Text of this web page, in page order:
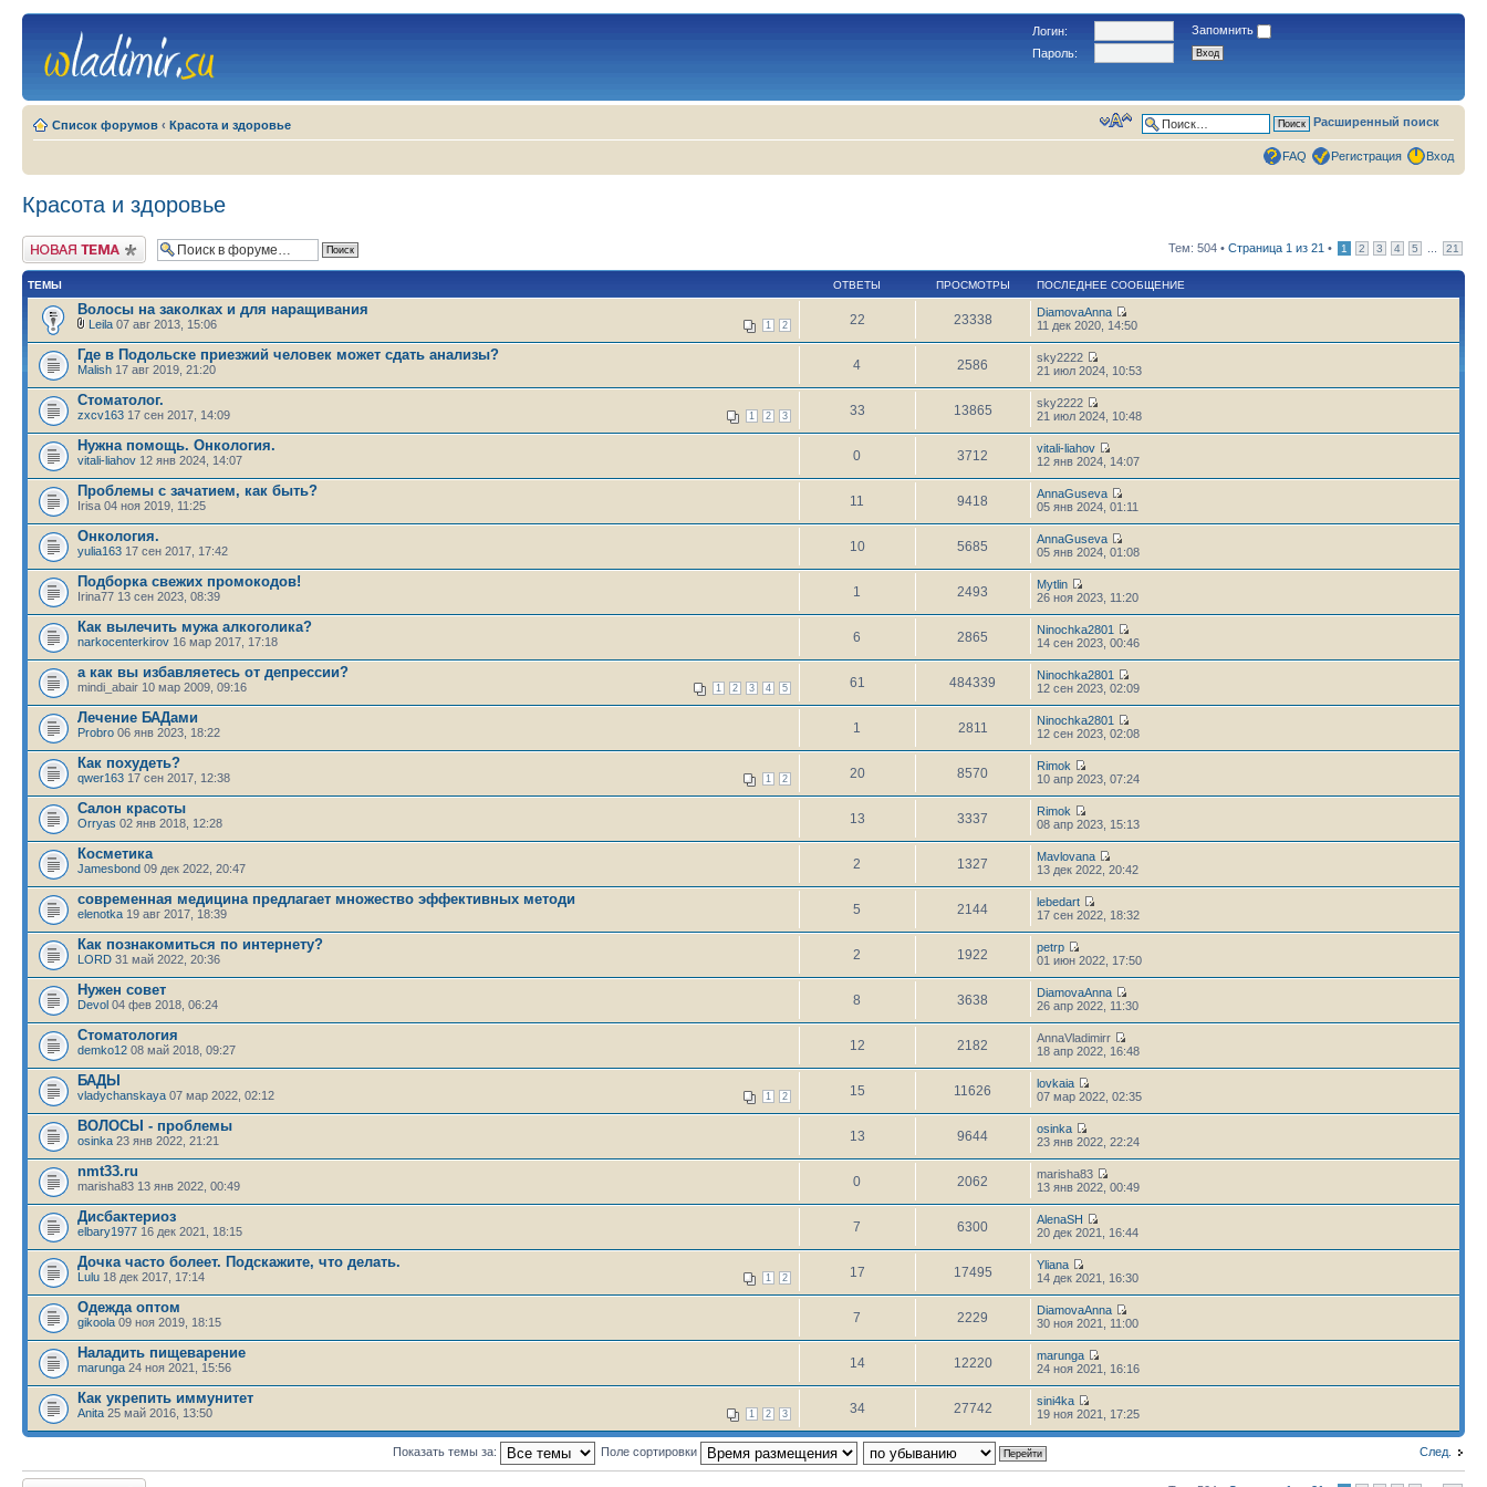
Логин:
Запомнить
Пароль:
Список форумов ‹ Красота и здоровье Расширенный поиск
FAQ Регистрация Вход
Красота и здоровье
Новая тема Тем: 504 • Страница 1 из 21 • 1 2 3 4 5 21
ТЕМЫ ОТВЕТЫ ПРОСМОТРЫ ПОСЛЕДНЕЕ СООБЩЕНИЕ
Волосы на заколках и для наращивания
1 2
Leila 07 авг 2013, 15:06 22 23338
DiamovaAnna
11 дек 2020, 14:50
Где в Подольске приезжий человек может сдать анализы?
Malish 17 авг 2019, 21:20 4 2586
sky2222
21 июл 2024, 10:53
Стоматолог.
1 2 3
zxcv163 17 сен 2017, 14:09 33 13865
sky2222
21 июл 2024, 10:48
Нужна помощь. Онкология.
vitali-liahov 12 янв 2024, 14:07 0 3712
vitali-liahov
12 янв 2024, 14:07
Проблемы с зачатием, как быть?
Irisa 04 ноя 2019, 11:25 11 9418
AnnaGuseva
05 янв 2024, 01:11
Онкология.
yulia163 17 сен 2017, 17:42 10 5685
AnnaGuseva
05 янв 2024, 01:08
Подборка свежих промокодов!
Irina77 13 сен 2023, 08:39 1 2493
Mytlin
26 ноя 2023, 11:20
Как вылечить мужа алкоголика?
narkocenterkirov 16 мар 2017, 17:18 6 2865
Ninochka2801
14 сен 2023, 00:46
а как вы избавляетесь от депрессии?
1 2 3 4 5
mindi_abair 10 мар 2009, 09:16 61 484339
Ninochka2801
12 сен 2023, 02:09
Лечение БАДами
Probro 06 янв 2023, 18:22 1 2811
Ninochka2801
12 сен 2023, 02:08
Как похудеть?
1 2
qwer163 17 сен 2017, 12:38 20 8570
Rimok
10 апр 2023, 07:24
Салон красоты
Orryas 02 янв 2018, 12:28 13 3337
Rimok
08 апр 2023, 15:13
Косметика
Jamesbond 09 дек 2022, 20:47 2 1327
Mavlovana
13 дек 2022, 20:42
современная медицина предлагает множество эффективных методи
elenotka 19 авг 2017, 18:39 5 2144
lebedart
17 сен 2022, 18:32
Как познакомиться по интернету?
LORD 31 май 2022, 20:36 2 1922
petrp
01 июн 2022, 17:50
Нужен совет
Devol 04 фев 2018, 06:24 8 3638
DiamovaAnna
26 апр 2022, 11:30
Стоматология
demko12 08 май 2018, 09:27 12 2182
AnnaVladimirr
18 апр 2022, 16:48
БАДЫ
1 2
vladychanskaya 07 мар 2022, 02:12 15 11626
lovkaia
07 мар 2022, 02:35
ВОЛОСЫ - проблемы
osinka 23 янв 2022, 21:21 13 9644
osinka
23 янв 2022, 22:24
nmt33.ru
marisha83 13 янв 2022, 00:49 0 2062
marisha83
13 янв 2022, 00:49
Дисбактериоз
elbary1977 16 дек 2021, 18:15 7 6300
AlenaSH
20 дек 2021, 16:44
Дочка часто болеет. Подскажите, что делать.
1 2
Lulu 18 дек 2017, 17:14 17 17495
Yliana
14 дек 2021, 16:30
Одежда оптом
gikoola 09 ноя 2019, 18:15 7 2229
DiamovaAnna
30 ноя 2021, 11:00
Наладить пищеварение
marunga 24 ноя 2021, 15:56 14 12220
marunga
24 ноя 2021, 16:16
Как укрепить иммунитет
1 2 3
Anita 25 май 2016, 13:50 34 27742
sini4ka
19 ноя 2021, 17:25
След.
Показать темы за: Поле сортировки